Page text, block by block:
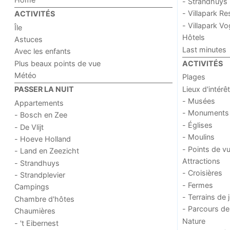
ACTIVITÉS
Île
Astuces
Avec les enfants
Plus beaux points de vue
Météo
PASSER LA NUIT
Appartements
- Bosch en Zee
- De Vlijt
- Hoeve Holland
- Land en Zeezicht
- Strandhuys
- Strandplevier
Campings
Chambre d'hôtes
Chaumières
- 't Eibernest
- Villapark
- Villapark
Hôtels
Last minutes
ACTIVITÉS
Plages
Lieux d'intérêt
- Musées
- Monuments
- Églises
- Moulins
- Points de
Attractions
- Croisières
- Fermes
- Terrains de
- Parcours
Nature